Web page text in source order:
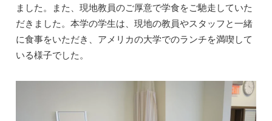
ました。また、現地教員のご厚意で学食をご馳走していた
だきました。本学の学生は、現地の教員やスタッフと一緒
に食事をいただき、アメリカの大学でのランチを満喫して
いる様子でした。